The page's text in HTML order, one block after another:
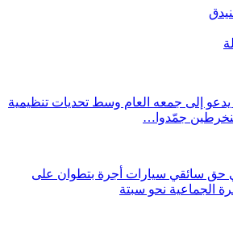
يدعو إلى جمعه العام وسط تحديات تنظيمية
جمّدوا…
حق سائقي سيارات أجرة بتطوان على
الجماعية نحو سبتة